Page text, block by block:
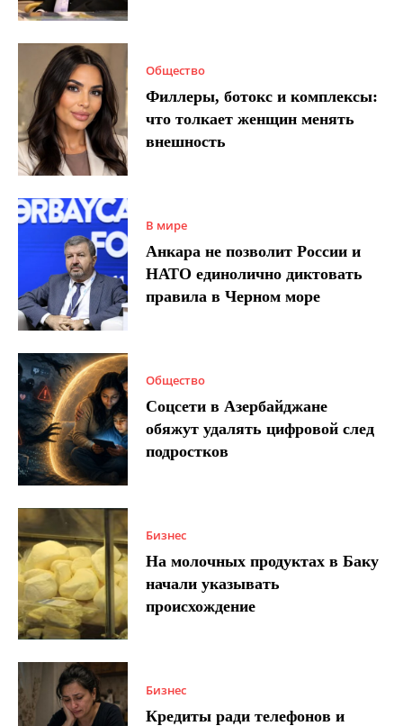
Общество
Филлеры, ботокс и комплексы:
что толкает женщин менять
внешность
В мире
Анкара не позволит России и
НАТО единолично диктовать
правила в Черном море
Общество
Соцсети в Азербайджане
обяжут удалять цифровой след
подростков
Бизнес
На молочных продуктах в Баку
начали указывать
происхождение
Бизнес
Кредиты ради телефонов и